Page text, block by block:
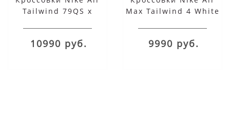
Tailwind 79QS x
10990 руб.
Max Tailwind 4 White
9990 руб.